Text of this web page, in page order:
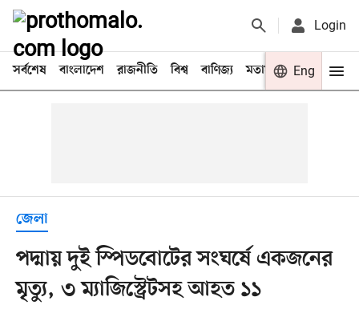
Login
সর্বশেষ বাংলাদেশ রাজনীতি বিশ্ব বাণিজ্য মতামত খেলা
Eng
জেলা
পদ্মায় দুই স্পিডবোটের সংঘর্ষে একজনের
মৃত্যু, ৩ ম্যাজিস্ট্রেটসহ আহত ১১